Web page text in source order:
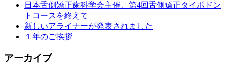
日本舌側矯正歯科学会主催、第4回舌側矯正タイポドン
トコースを終えて
新しいアライナーが発表されました
１年のご挨拶
アーカイブ